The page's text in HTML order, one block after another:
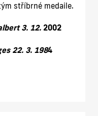
stříbrné medaile.
3. 12. 2002
22. 3. 1984